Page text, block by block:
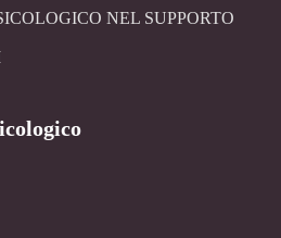
NEL SUPPORTO